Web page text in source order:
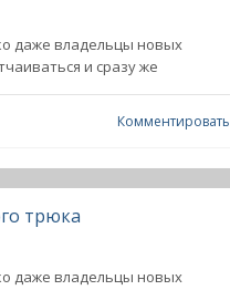
даже владельцы новых
и сразу же
Комментировать
трюка
даже владельцы новых